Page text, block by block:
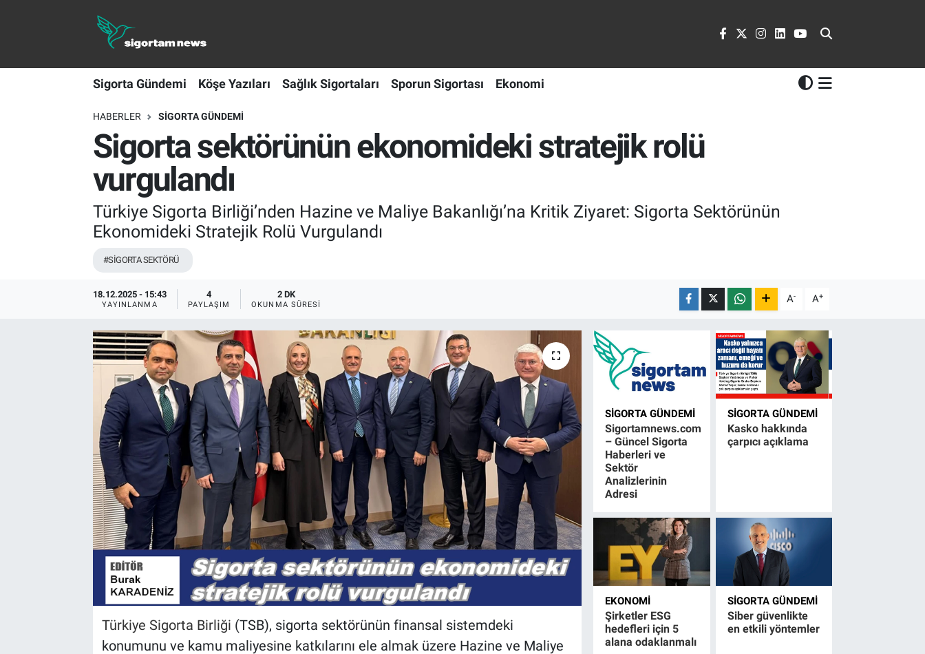
Sigorta Gündemi Köşe Yazıları Sağlık Sigortaları Sporun Sigortası Ekonomi
HABERLER SIGORTA GÜNDEMI
Sigorta sektörünün ekonomideki stratejik rolü
vurgulandı
Türkiye Sigorta Birliği’nden Hazine ve Maliye Bakanlığı’na Kritik Ziyaret: Sigorta Sektörünün
Ekonomideki Stratejik Rolü Vurgulandı
#SİGORTA SEKTÖRÜ
18.12.2025 - 15:43
YAYINLANMA
4
PAYLAŞIM
2 DK
OKUNMA SÜRESI A- A+
Türkiye Sigorta Birliği (TSB), sigorta sektörünün finansal sistemdeki
konumunu ve kamu maliyesine katkılarını ele almak üzere Hazine ve Maliye
SIGORTA GÜNDEMI
Sigortamnews.com
– Güncel Sigorta
Haberleri ve
Sektör
Analizlerinin
Adresi
SIGORTA GÜNDEMI
Kasko hakkında
çarpıcı açıklama
EKONOMI
Şirketler ESG
hedefleri için 5
alana odaklanmalı
SIGORTA GÜNDEMI
Siber güvenlikte
en etkili yöntemler
Sigorta Gündemi
Köşe Yazıları
Sağlık Sigortaları
Sporun Sigortası